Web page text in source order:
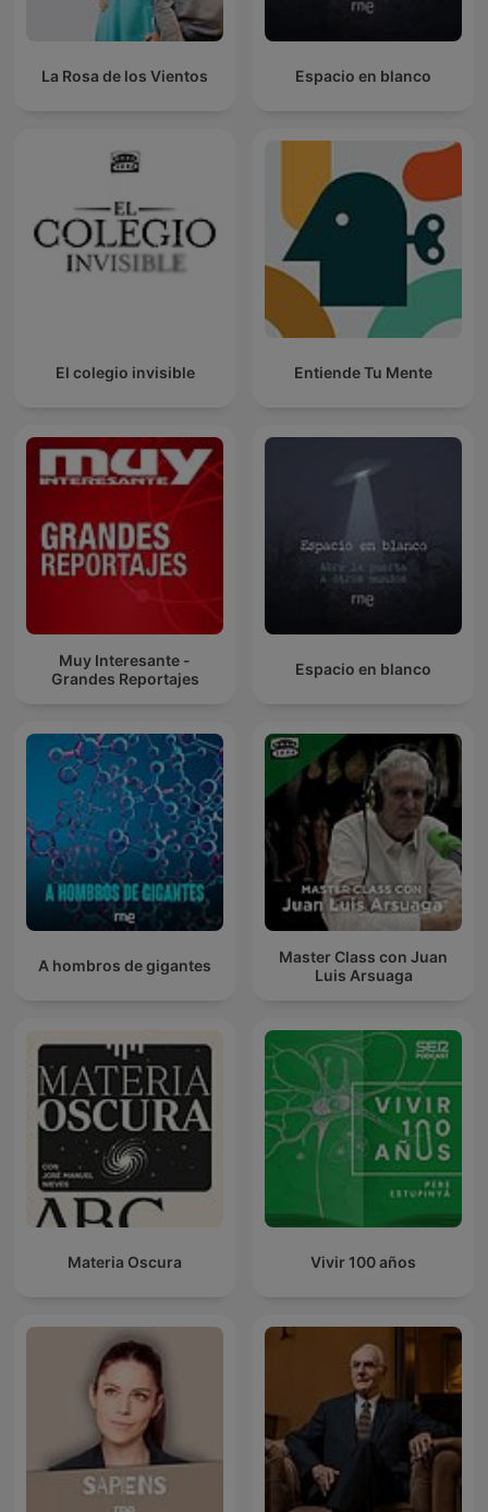
La Rosa de los Vientos Espacio en blanco
El colegio invisible Entiende Tu Mente
Muy Interesante -
Grandes Reportajes
Espacio en blanco
A hombros de gigantes
Master Class con Juan
Luis Arsuaga
Materia Oscura Vivir 100 años